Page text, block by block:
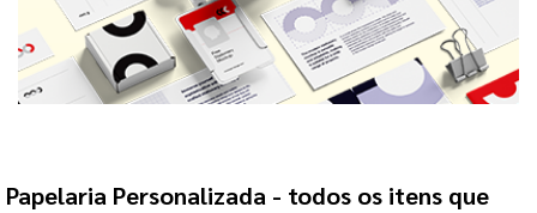
Papelaria Personalizada - todos os itens que